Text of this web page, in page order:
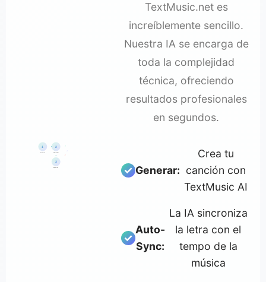
1
Generar
2
Sincronizar
3
Exportar
♪
♬
TextMusic.net es
increíblemente sencillo.
Nuestra IA se encarga de
toda la complejidad
técnica, ofreciendo
resultados profesionales
en segundos.
Generar:
Crea tu
canción con
TextMusic AI
Auto-
Sync:
La IA sincroniza
la letra con el
tempo de la
música